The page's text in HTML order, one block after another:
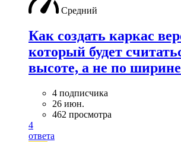
Средний
Как создать каркас
который будет
высоте, а не по
4 подписчика
26 июн.
462 просмотра
4
ответа